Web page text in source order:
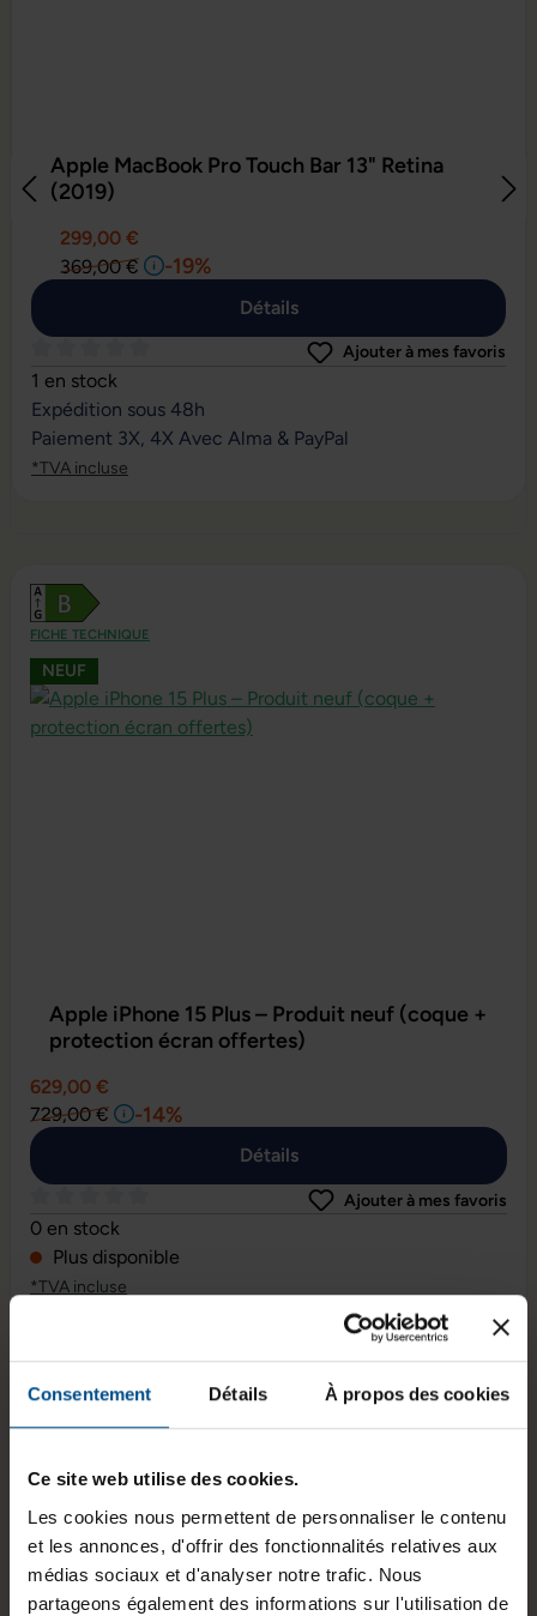
Consentement Détails À propos des cookies
Ce site web utilise des cookies.
Les cookies nous permettent de personnaliser le contenu
et les annonces, d'offrir des fonctionnalités relatives aux
médias sociaux et d'analyser notre trafic. Nous
partageons également des informations sur l'utilisation de
Apple MacBook Pro Touch Bar 13" Retina
(2019)
299,00 €
369,00 €
-19%
Détails
Note moyenne de 0 sur 5 étoiles
Ajouter à mes favoris
1 en stock
Expédition sous 48h
Paiement 3X, 4X Avec Alma & PayPal
*TVA incluse
FICHE TECHNIQUE
NEUF
Apple iPhone 15 Plus – Produit neuf (coque +
protection écran offertes)
629,00 €
729,00 €
-14%
Détails
Note moyenne de 0 sur 5 étoiles
Ajouter à mes favoris
0 en stock
Plus disponible
*TVA incluse